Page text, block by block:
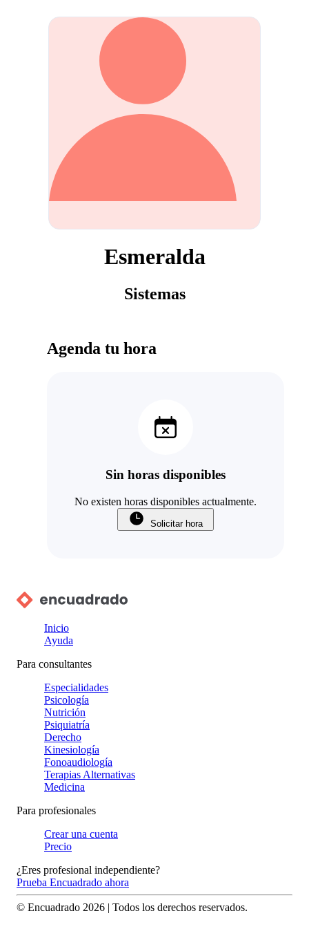
Esmeralda
Sistemas
Agenda tu hora
Sin horas disponibles
No existen horas disponibles actualmente.
Solicitar hora
Inicio
Ayuda
Para consultantes
Especialidades
Psicología
Nutrición
Psiquiatría
Derecho
Kinesiología
Fonoaudiología
Terapias Alternativas
Medicina
Para profesionales
Crear una cuenta
Precio
¿Eres profesional independiente?
Prueba Encuadrado ahora
© Encuadrado 2026 | Todos los derechos reservados.